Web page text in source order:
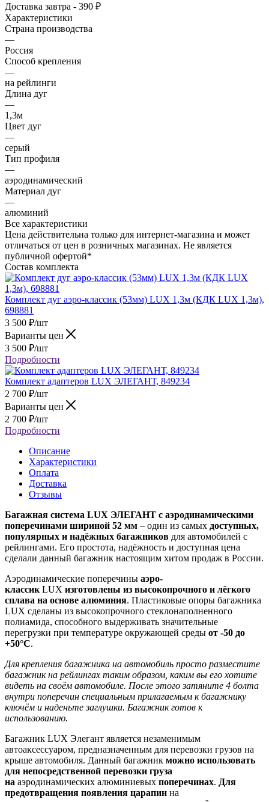
Доставка завтра - 390 ₽
Характеристики
Страна производства
—
Россия
Способ крепления
—
на рейлинги
Длина дуг
—
1,3м
Цвет дуг
—
серый
Тип профиля
—
аэродинамический
Материал дуг
—
алюминий
Все характеристики
Цена действительна только для интернет-магазина и может
отличаться от цен в розничных магазинах. Не является
публичной офертой*
Состав комплекта
Комплект дуг аэро-классик (53мм) LUX 1,3м (КДК LUX 1,3м),
698881
3 500 ₽/шт
Варианты цен
3 500 ₽/шт
Подробности
Комплект адаптеров LUX ЭЛЕГАНТ, 849234
2 700 ₽/шт
Варианты цен
2 700 ₽/шт
Подробности
Описание
Характеристики
Оплата
Доставка
Отзывы
Багажная система LUX ЭЛЕГАНТ с аэродинамическими
поперечинами шириной 52 мм – один из самых доступных,
популярных и надёжных багажников для автомобилей с
рейлингами. Его простота, надёжность и доступная цена
сделали данный багажник настоящим хитом продаж в России.
Аэродинамические поперечины аэро-
классик LUX изготовлены из высокопрочного и лёгкого
сплава на основе алюминия. Пластиковые опоры багажника
LUX сделаны из высокопрочного стеклонаполненного
полиамида, способного выдерживать значительные
перегрузки при температуре окружающей среды от -50 до
+50°C.
Для крепления багажника на автомобиль просто разместите
багажник на рейлингах таким образом, каким вы его хотите
видеть на своём автомобиле. После этого затяните 4 болта
внутри поперечин специальным прилагаемым к багажнику
ключём и наденьте заглушки. Багажник готов к
использованию.
Багажник LUX Элегант является незаменимым
автоаксессуаром, предназначенным для перевозки грузов на
крыше автомобиля. Данный багажник можно использовать
для непосредственной перевозки груза
на аэродинамических алюминиевых поперечинах. Для
предотвращения появления царапин на